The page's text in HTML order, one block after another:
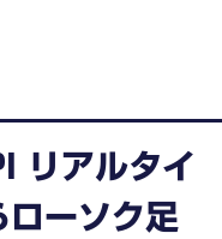
リアルタイ
ーソク足